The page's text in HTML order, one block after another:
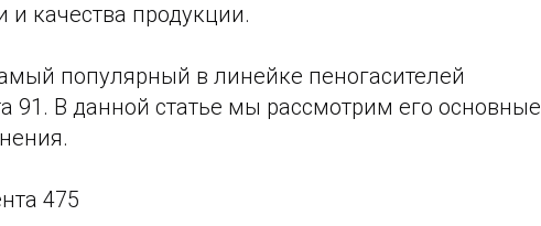
и качества продукции.
популярный в линейке пеногасителей
91. В данной статье мы рассмотрим его основные
475